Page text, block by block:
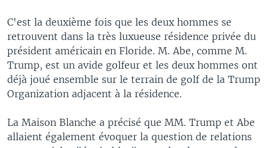
C'est la deuxième fois que les deux hommes se
retrouvent dans la très luxueuse résidence privée du
président américain en Floride. M. Abe, comme M.
Trump, est un avide golfeur et les deux hommes ont
déjà joué ensemble sur le terrain de golf de la Trump
Organization adjacent à la résidence.
La Maison Blanche a précisé que MM. Trump et Abe
allaient également évoquer la question de relations